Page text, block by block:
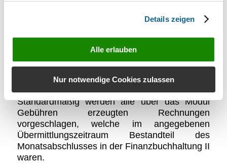
Details zeigen
Alle erlauben
Nur notwendige Cookies zulassen
Standardmäßig werden alle über das Modul
Gebühren erzeugten Rechnungen
vorgeschlagen, welche im angegebenen
Übermittlungszeitraum Bestandteil des
Monatsabschlusses in der Finanzbuchhaltung II
waren.